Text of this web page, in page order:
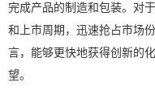
完成产品的制造和包装。对
和上市周期，迅速抢占市场
言，能够更快地获得创新的
望。